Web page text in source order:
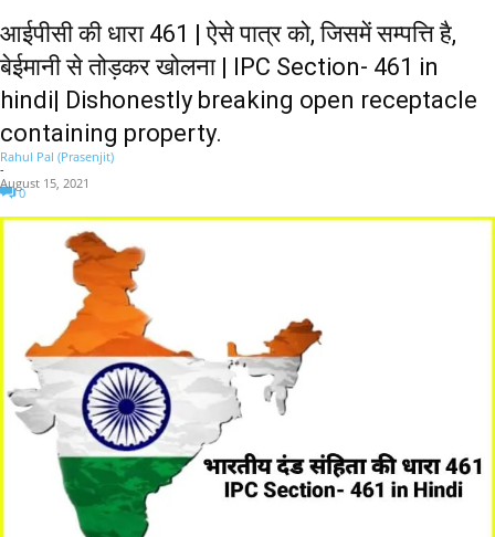
आईपीसी की धारा 461 | ऐसे पात्र को, जिसमें सम्पत्ति है,
बेईमानी से तोड़कर खोलना | IPC Section- 461 in
hindi| Dishonestly breaking open receptacle
containing property.
Rahul Pal (Prasenjit)
-
August 15, 2021
0